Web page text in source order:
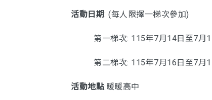
活動日期: (每人限擇一梯次參加)
第一梯次: 115年7月14日至7月15
第二梯次: 115年7月16日至7月17
活動地點:暖暖高中